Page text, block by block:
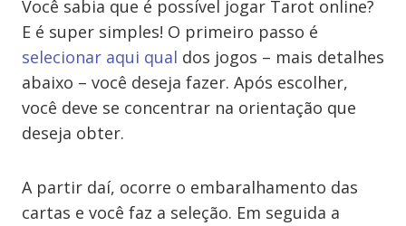
Você sabia que é possível jogar Tarot online?
E é super simples! O primeiro passo é
selecionar aqui qual dos jogos – mais detalhes
abaixo – você deseja fazer. Após escolher,
você deve se concentrar na orientação que
deseja obter.
A partir daí, ocorre o embaralhamento das
cartas e você faz a seleção. Em seguida a